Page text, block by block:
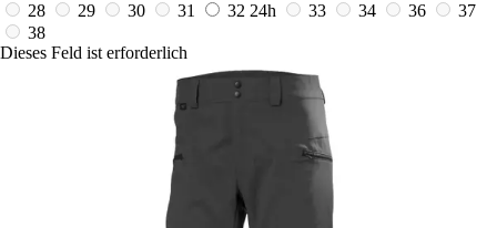
28
29 30 31 32 24h 33 34 36
37
38
Dieses Feld ist erforderlich